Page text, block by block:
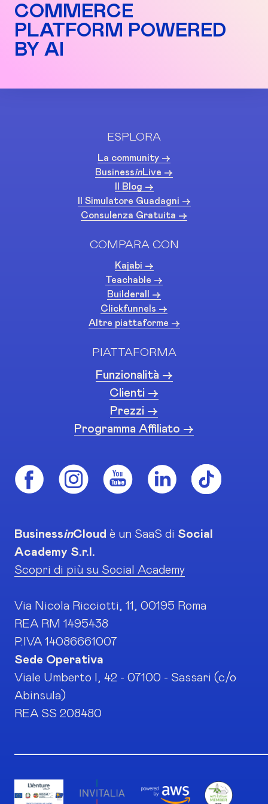
COMMERCE
PLATFORM POWERED
BY AI
ESPLORA
La community ->
BusinessinLive ->
Il Blog ->
Il Simulatore Guadagni ->
Consulenza Gratuita ->
COMPARA CON
Kajabi ->
Teachable ->
Builderall ->
Clickfunnels ->
Altre piattaforme ->
PIATTAFORMA
Funzionalità ->
Clienti ->
Prezzi ->
Programma Affiliato ->
BusinessinCloud è un SaaS di Social
Academy S.r.l.
Scopri di più su Social Academy
Via Nicola Ricciotti, 11, 00195 Roma
REA RM 1495438
P.IVA 14086661007
Sede Operativa
Viale Umberto I, 42 - 07100 - Sassari (c/o
Abinsula)
REA SS 208480